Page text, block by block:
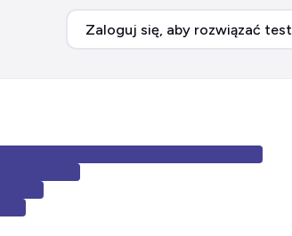
Zaloguj się, aby rozwiązać test